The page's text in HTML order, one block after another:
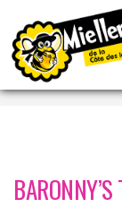
Accueil/Thés
CORNOUAILLE »